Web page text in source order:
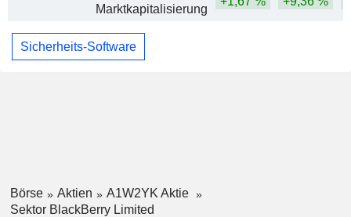
Marktkapitalisierung
Sicherheits-Software
Börse Aktien
A1W2YK Aktie
Sektor BlackBerry Limited